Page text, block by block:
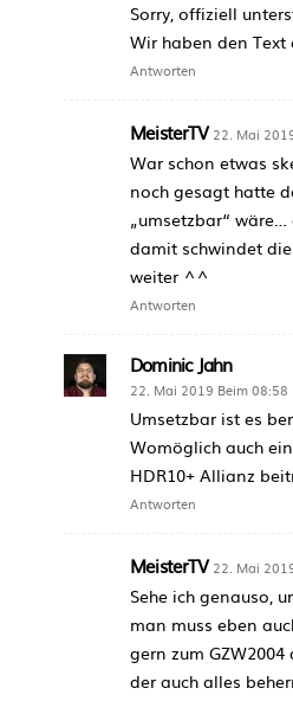
Sorry, offiziell
Wir haben den Text
Antworten
MeisterTV 22. Mai
War schon etwas
noch gesagt hatte
„umsetzbar“
damit schwindet
weiter ^^
Antworten
Dominic Jahn
22. Mai 2019 Beim 08:58
Umsetzbar ist es
Womöglich auch
HDR10+ Allianz
Antworten
MeisterTV 22. Mai
Sehe ich genauso,
man muss eben
gern zum
der auch alles